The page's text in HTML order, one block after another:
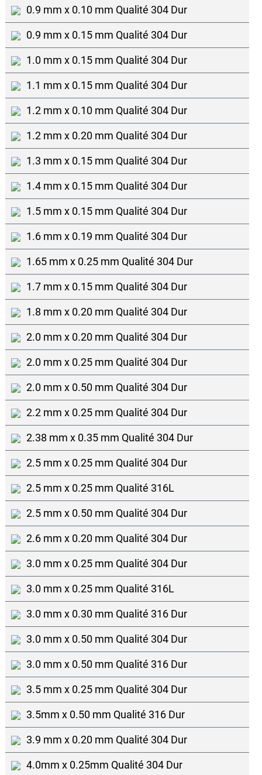
0.9 mm x 0.10 mm Qualité 304 Dur
0.9 mm x 0.15 mm Qualité 304 Dur
1.0 mm x 0.15 mm Qualité 304 Dur
1.1 mm x 0.15 mm Qualité 304 Dur
1.2 mm x 0.10 mm Qualité 304 Dur
1.2 mm x 0.20 mm Qualité 304 Dur
1.3 mm x 0.15 mm Qualité 304 Dur
1.4 mm x 0.15 mm Qualité 304 Dur
1.5 mm x 0.15 mm Qualité 304 Dur
1.6 mm x 0.19 mm Qualité 304 Dur
1.65 mm x 0.25 mm Qualité 304 Dur
1.7 mm x 0.15 mm Qualité 304 Dur
1.8 mm x 0.20 mm Qualité 304 Dur
2.0 mm x 0.20 mm Qualité 304 Dur
2.0 mm x 0.25 mm Qualité 304 Dur
2.0 mm x 0.50 mm Qualité 304 Dur
2.2 mm x 0.25 mm Qualité 304 Dur
2.38 mm x 0.35 mm Qualité 304 Dur
2.5 mm x 0.25 mm Qualité 304 Dur
2.5 mm x 0.25 mm Qualité 316L
2.5 mm x 0.50 mm Qualité 304 Dur
2.6 mm x 0.20 mm Qualité 304 Dur
3.0 mm x 0.25 mm Qualité 304 Dur
3.0 mm x 0.25 mm Qualité 316L
3.0 mm x 0.30 mm Qualité 316 Dur
3.0 mm x 0.50 mm Qualité 304 Dur
3.0 mm x 0.50 mm Qualité 316 Dur
3.5 mm x 0.25 mm Qualité 304 Dur
3.5mm x 0.50 mm Qualité 316 Dur
3.9 mm x 0.20 mm Qualité 304 Dur
4.0mm x 0.25mm Qualité 304 Dur